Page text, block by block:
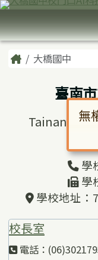
跳至主內容區
臺南市大橋
導覽列
主內容區域
Home大橋國中
臺南
Tainan
學
學
學校地址：
校長室
電話：
頁尾區域
無
對